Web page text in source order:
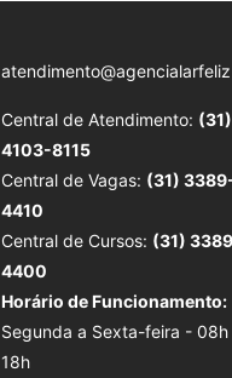
Central de Atendimento: (31)
4103-8115
Central de Vagas: (31)
4410
Central de Cursos: (31)
4400
Horário de Funcionamento:
Segunda a Sexta-feira - 08h
18h